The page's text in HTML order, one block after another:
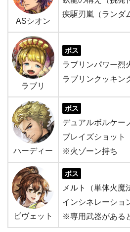
ASシオン
疾駆刃嵐（ランダ
ラブリ
ボス
ラブリンパワー烈
ラブリンクッキン
ハーディー
ボス
デュアルボルケー
ブレイズショット
※火ゾーン持ち
ビヴェット
ボス
メルト（単体火魔
インシネレーショ
※専用武器がある